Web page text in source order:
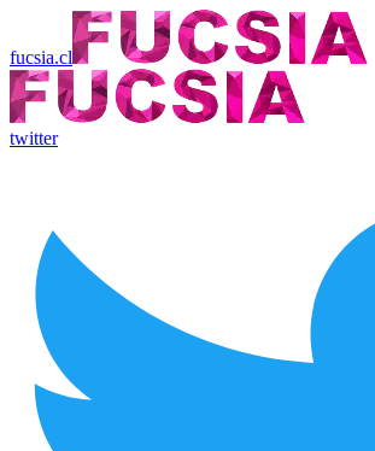
fucsia.cl
twitter